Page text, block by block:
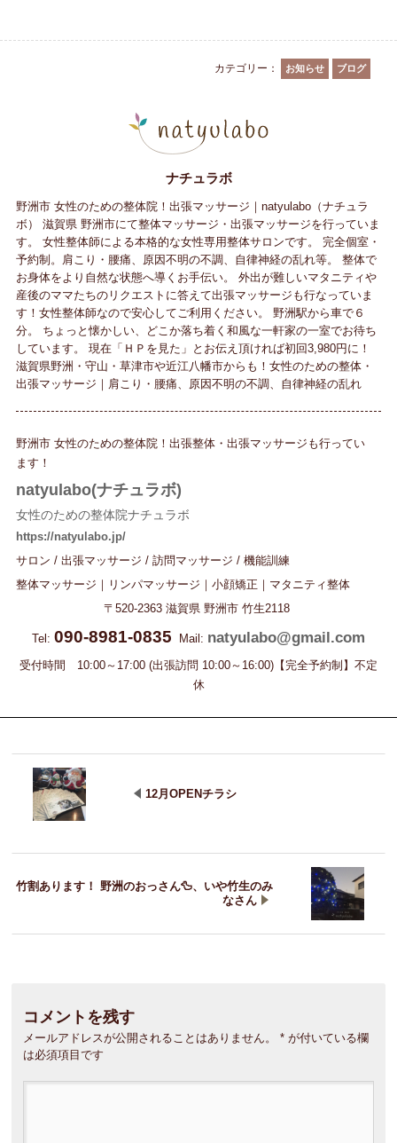
カテゴリー： お知らせ ブログ
ナチュラボ
野洲市 女性のための整体院！出張マッサージ｜natyulabo（ナチュラ
ボ） 滋賀県 野洲市にて整体マッサージ・出張マッサージを行っていま
す。 女性整体師による本格的な女性専用整体サロンです。 完全個室・
予約制。肩こり・腰痛、原因不明の不調、自律神経の乱れ等。 整体で
お身体をより自然な状態へ導くお手伝い。 外出が難しいマタニティや
産後のママたちのリクエストに答えて出張マッサージも行なっていま
す！女性整体師なので安心してご利用ください。 野洲駅から車で６
分。 ちょっと懐かしい、どこか落ち着く和風な一軒家の一室でお待ち
しています。 現在「ＨＰを見た」とお伝え頂ければ初回3,980円に！
滋賀県野洲・守山・草津市や近江八幡市からも！女性のための整体・
出張マッサージ｜肩こり・腰痛、原因不明の不調、自律神経の乱れ
野洲市 女性のための整体院！出張整体・出張マッサージも行ってい
ます！
natyulabo(ナチュラボ)
女性のための整体院ナチュラボ
https://natyulabo.jp/
サロン / 出張マッサージ / 訪問マッサージ / 機能訓練
整体マッサージ｜リンパマッサージ｜小顔矯正｜マタニティ整体
〒520-2363 滋賀県 野洲市 竹生2118
Tel: 090-8981-0835 Mail: natyulabo@gmail.com
受付時間 10:00～17:00 (出張訪問 10:00～16:00)【完全予約制】不定
休
12月OPENチラシ
竹割あります！ 野洲のおっさん🦆、いや竹生のみ
なさん
コメントを残す
メールアドレスが公開されることはありません。 * が付いている欄
は必須項目です